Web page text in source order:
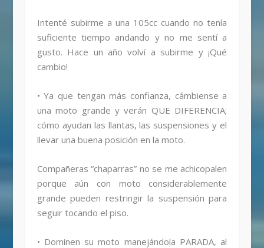
Intenté subirme a una 105cc cuando no tenía
suficiente tiempo andando y no me sentí a
gusto. Hace un año volví a subirme y ¡Qué
cambio!
• Ya que tengan más confianza, cámbiense a
una moto grande y verán QUE DIFERENCIA;
cómo ayudan las llantas, las suspensiones y el
llevar una buena posición en la moto.
Compañeras “chaparras” no se me achicopalen
porque aún con moto considerablemente
grande pueden restringir la suspensión para
seguir tocando el piso.
• Dominen su moto manejándola PARADA, al